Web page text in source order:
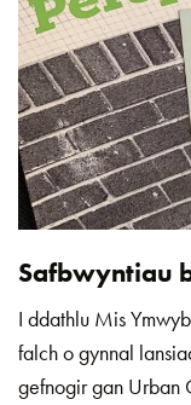
Safbwyntiau
I ddathlu Mis
falch o gynnal
gefnogir gan